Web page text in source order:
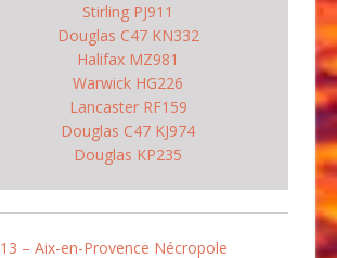
Stirling PJ911
Douglas C47 KN332
Halifax MZ981
Warwick HG226
Lancaster RF159
Douglas C47 KJ974
Douglas KP235
13 – Aix-en-Provence Nécropole